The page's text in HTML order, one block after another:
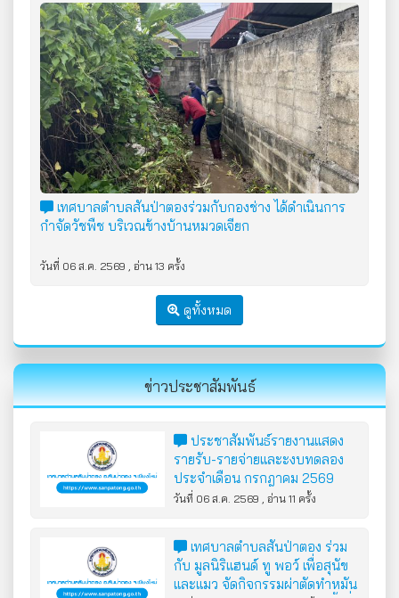
เทศบาลตำบลสันป่าตองร่วมกับกองช่าง ได้ดำเนินการ
กำจัดวัชพืช บริเวณข้างบ้านหมวดเจียก
วันที่ 06 ส.ค. 2569 , อ่าน 13 ครั้ง
ดูทั้งหมด
ข่าวประชาสัมพันธ์
ประชาสัมพันธ์รายงานแสดง
รายรับ-รายจ่ายและะงบทดลอง
ประจำเดือน กรกฎาคม 2569
ปีงบประมาณ พ.ศ.2569
วันที่ 06 ส.ค. 2569 , อ่าน 11 ครั้ง
เทศบาลตำบลสันป่าตอง ร่วม
กับ มูลนิริแฮนด์ ทู พอว์ เพื่อสุนัข
และแมว จัดกิจกรรมผ่าตัดทำหมัน